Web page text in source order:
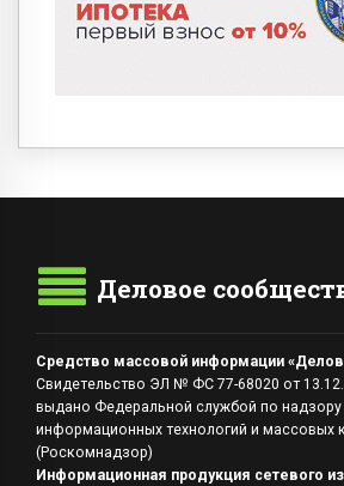
Деловое
Средство массовой информации
Свидетельство ЭЛ № ФС 77-68020 от
выдано Федеральной службой по надзору
информационных технологий и массовых
(Роскомнадзор)
Информационная продукция сетевого